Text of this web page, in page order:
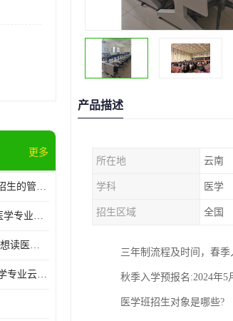
更多
口腔医学学校 学校招生的管理制度
口腔医学招生——医学专业升学现状
云南口腔医学升学 -想读医学专业的你是否有太多的困惑?
云南医学升学班-医学专业云南升学优势
产品描述
所在地 云南
学科 医学
招生区域 全国
三年制流程及时间，春季
秋季入学预报名:2024年5
医学班招生对象是哪些?